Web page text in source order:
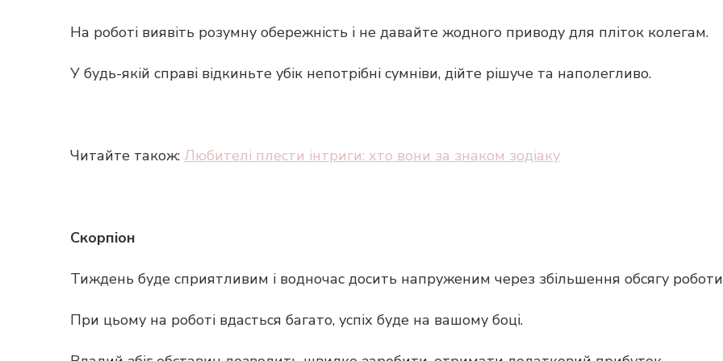
На роботі виявіть розумну обережність і не давайте жодного приводу для пліток колегам.
У будь-якій справі відкиньте убік непотрібні сумніви, дійте рішуче та наполегливо.
Читайте також: Любителі плести інтриги: хто вони за знаком зодіаку
Скорпіон
Тиждень буде сприятливим і водночас досить напруженим через збільшення обсягу
При цьому на роботі вдасться багато, успіх буде на вашому боці.